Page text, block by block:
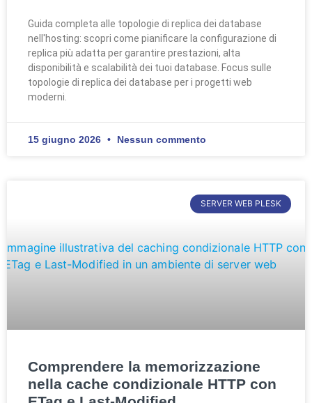
Guida completa alle topologie di replica dei database
nell'hosting: scopri come pianificare la configurazione di
replica più adatta per garantire prestazioni, alta
disponibilità e scalabilità dei tuoi database. Focus sulle
topologie di replica dei database per i progetti web
moderni.
15 giugno 2026 Nessun commento
SERVER WEB PLESK
Comprendere la memorizzazione
nella cache condizionale HTTP con